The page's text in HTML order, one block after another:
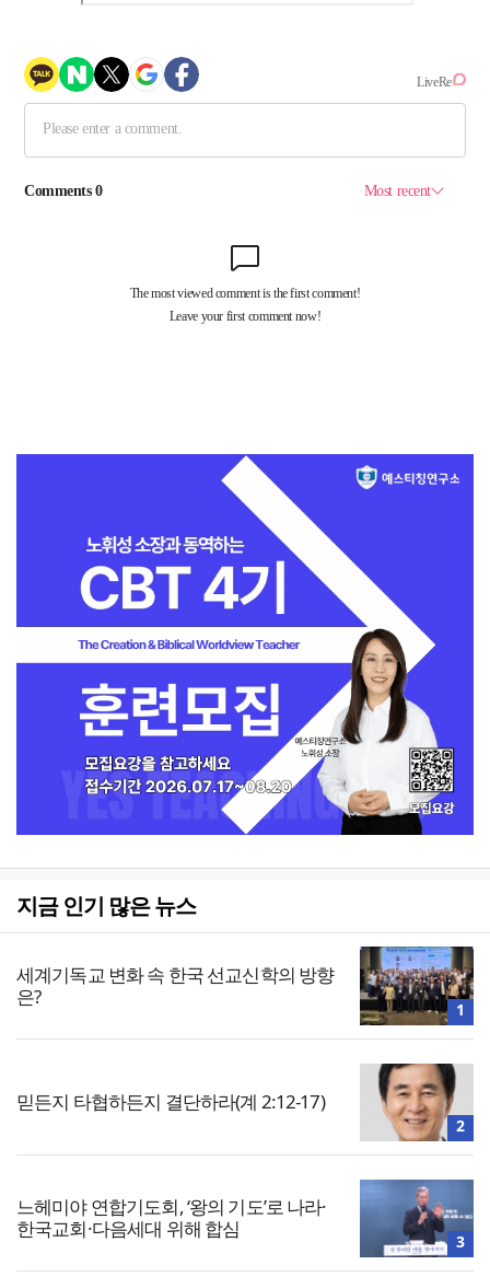
지금 인기 많은 뉴스
세계기독교 변화 속 한국 선교신학의 방향
은?
1
믿든지 타협하든지 결단하라(계 2:12-17)
2
느헤미야 연합기도회, ‘왕의 기도’로 나라·
한국교회·다음세대 위해 합심
3